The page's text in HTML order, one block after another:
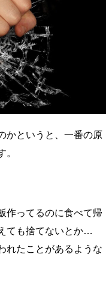
かというと、一番の原
。
作ってるのに食べて帰
ても捨てないとか…
れたことがあるような